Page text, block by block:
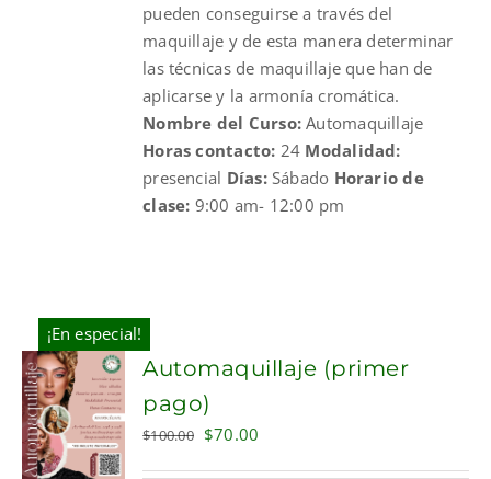
pueden conseguirse a través del
maquillaje y de esta manera determinar
las técnicas de maquillaje que han de
aplicarse y la armonía cromática.
Nombre del Curso:Automaquillaje
Horas contacto: 24 Modalidad:
presencial Días:Sábado Horario de
clase: 9:00 am- 12:00 pm
¡En especial!
CART
Automaquillaje (primer
pago)
$100.00 Original
$70.00